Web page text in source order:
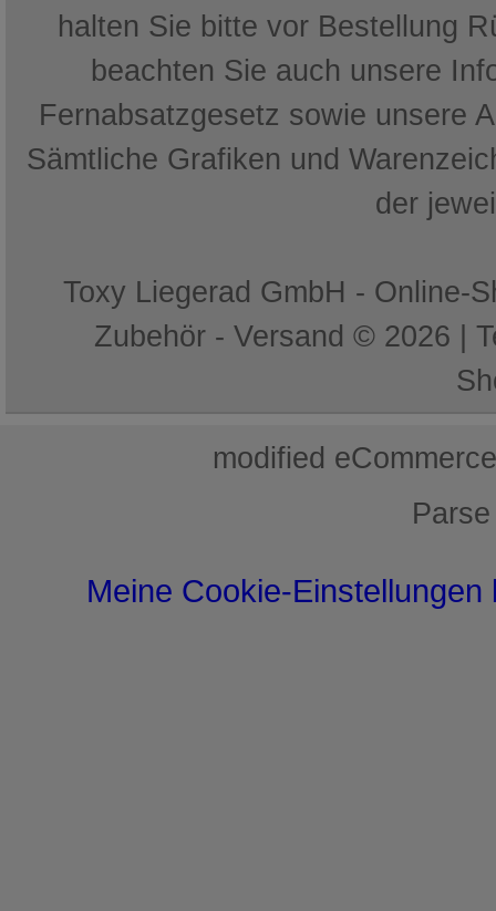
halten Sie bitte vor Bestellung
beachten Sie auch unsere
Fernabsatzgesetz sowie unsere
Sämtliche Grafiken und
der
Toxy Liegerad GmbH - Online-
Zubehör - Versand © 2026 |
mod ified
Meine Cookie-